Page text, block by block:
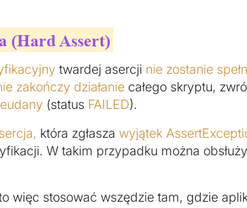
(Hard Assert)
twardej asercji nie zostanie
zakończy działanie całego skryptu,
(status FAILED).
która zgłasza wyjątek
W takim przypadku można
więc stosować wszędzie tam, gdzie